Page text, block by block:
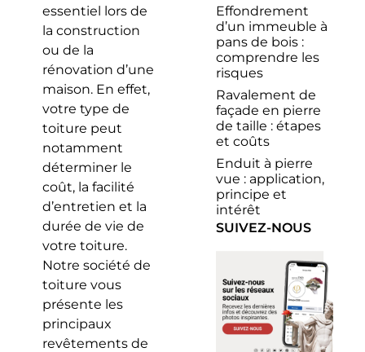
essentiel lors de
la construction
ou de la
rénovation d’une
maison. En effet,
votre type de
toiture peut
notamment
déterminer le
coût, la facilité
d’entretien et la
durée de vie de
votre toiture.
Notre société de
toiture vous
présente les
principaux
revêtements de
Effondrement
d’un immeuble à
pans de bois :
comprendre les
risques
Ravalement de
façade en pierre
de taille : étapes
et coûts
Enduit à pierre
vue : application,
principe et
intérêt
SUIVEZ-NOUS